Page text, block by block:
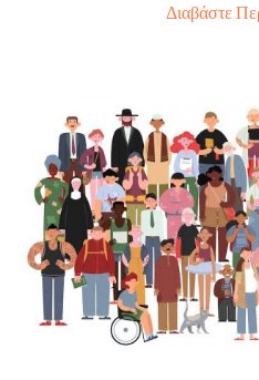
Διαβάστε